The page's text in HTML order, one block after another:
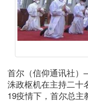
首尔（信仰通讯社
洙政枢机在主持二十
19疫情下，首尔总主